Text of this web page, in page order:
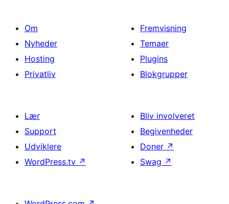
Om
Nyheder
Hosting
Privatliv
Fremvisning
Temaer
Plugins
Blokgrupper
Lær
Support
Udviklere
WordPress.tv ↗
Bliv involveret
Begivenheder
Doner ↗
Swag ↗